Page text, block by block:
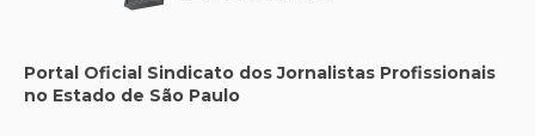
Portal Oficial Sindicato dos Jornalistas Profissionais
no Estado de São Paulo